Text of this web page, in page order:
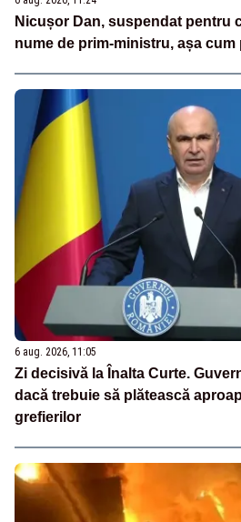
Nicușor Dan, suspendat pentru
nume de prim-ministru, așa
6 aug. 2026, 11:05
Zi decisivă la Înalta Curte.
dacă trebuie să plătească
grefierilor